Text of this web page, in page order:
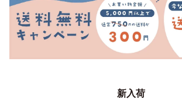
新入荷